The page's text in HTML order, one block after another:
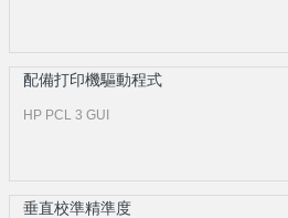
配備打印機驅動程式
HP PCL 3 GUI
垂直校準精準度